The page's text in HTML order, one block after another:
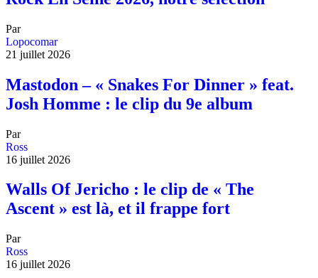
Par
Lopocomar
21 juillet 2026
Mastodon – « Snakes For Dinner » feat.
Josh Homme : le clip du 9e album
Par
Ross
16 juillet 2026
Walls Of Jericho : le clip de « The
Ascent » est là, et il frappe fort
Par
Ross
16 juillet 2026